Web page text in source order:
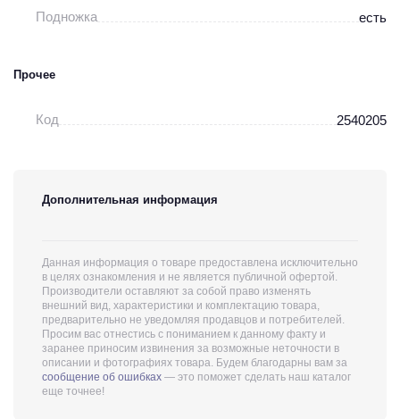
Подножка есть
Прочее
Код 2540205
Дополнительная информация
Данная информация о товаре предоставлена исключительно
в целях ознакомления и не является публичной офертой.
Производители оставляют за собой право изменять
внешний вид, характеристики и комплектацию товара,
предварительно не уведомляя продавцов и потребителей.
Просим вас отнестись с пониманием к данному факту и
заранее приносим извинения за возможные неточности в
описании и фотографиях товара. Будем благодарны вам за
сообщение об ошибках — это поможет сделать наш каталог
еще точнее!